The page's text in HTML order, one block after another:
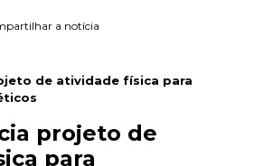
a notícia
de atividade física para
projeto de
para